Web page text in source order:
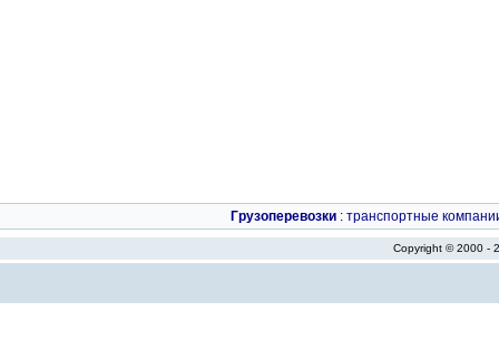
Грузоперевозки : транспортные
Copyright © 2000 -